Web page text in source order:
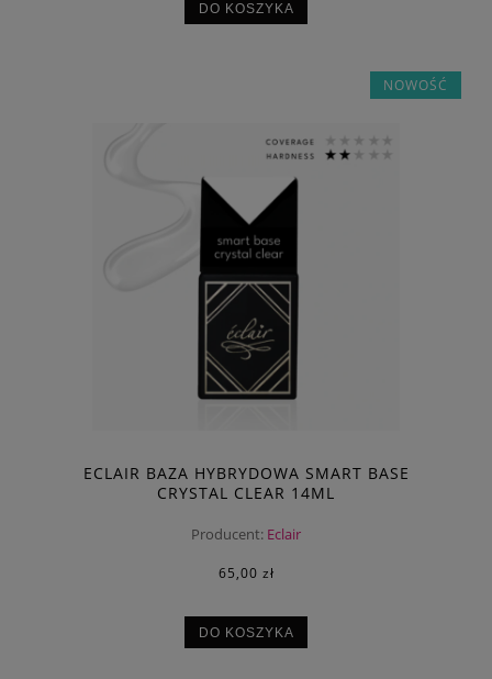
DO KOSZYKA
ECLAIR BAZA HYBRYDOWA SMART BASE
CRYSTAL CLEAR 14ML
Producent: Eclair
65,00 zł
DO KOSZYKA
NOWOŚĆ